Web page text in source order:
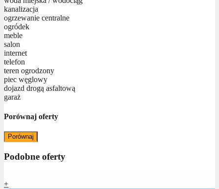
kanalizacja
ogrzewanie centralne
ogródek
meble
salon
internet
telefon
teren ogrodzony
piec węglowy
dojazd drogą asfaltową
garaż
Porównaj oferty
Porównaj
Podobne oferty
+